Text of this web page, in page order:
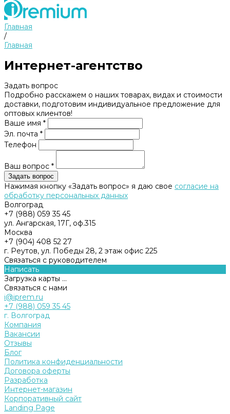
Главная
/
Главная
Интернет-агентство
Задать вопрос
Подробно расскажем о наших товарах, видах и стоимости
доставки, подготовим индивидуальное предложение для
оптовых клиентов!
Ваше имя *
Эл. почта *
Телефон
Ваш вопрос *
Нажимая кнопку «Задать вопрос» я даю свое согласие на
обработку персональных данных
Волгоград
+7 (988) 059 35 45
ул. Ангарская, 17Г, оф.315
Москва
+7 (904) 408 52 27
г. Реутов, ул. Победы 28, 2 этаж офис 225
Связаться с руководителем
Написать
Загрузка карты ...
Связаться с нами
i@iprem.ru
+7 (988) 059 35 45
г. Волгоград
Компания
Вакансии
Отзывы
Блог
Политика конфиденциальности
Договора оферты
Разработка
Интернет-магазин
Корпоративный сайт
Landing Page